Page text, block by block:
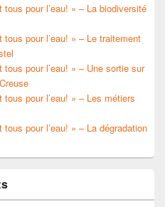
tous pour l’eau! » – La biodiversité
tous pour l’eau! » – Le traitement
tous pour l’eau! » – Une sortie sur
tous pour l’eau! » – Les métiers
pour l’eau! » – La dégradation